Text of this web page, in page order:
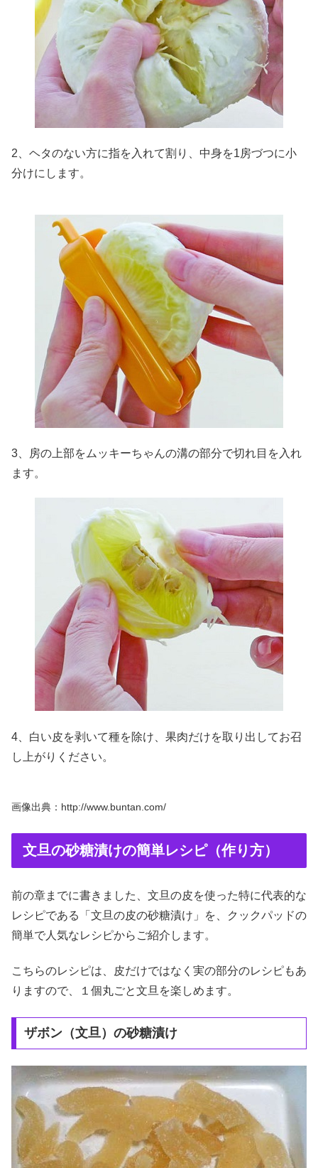
2、ヘタのない方に指を入れて割り、中身を1房づつに小
分けにします。
3、房の上部をムッキーちゃんの溝の部分で切れ目を入れ
ます。
4、白い皮を剥いて種を除け、果肉だけを取り出してお召
し上がりください。
画像出典：http://www.buntan.com/
文旦の砂糖漬けの簡単レシピ（作り方）
前の章までに書きました、文旦の皮を使った特に代表的な
レシピである「文旦の皮の砂糖漬け」を、クックパッドの
簡単で人気なレシピからご紹介します。
こちらのレシピは、皮だけではなく実の部分のレシピもあ
りますので、１個丸ごと文旦を楽しめます。
ザボン（文旦）の砂糖漬け